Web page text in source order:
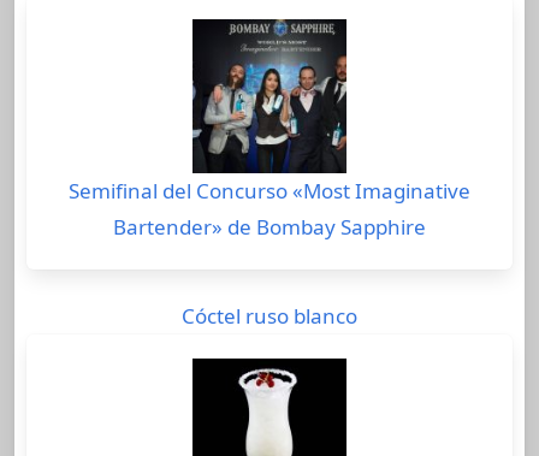
Semifinal del Concurso «Most Imaginative
Bartender» de Bombay Sapphire
Cóctel ruso blanco